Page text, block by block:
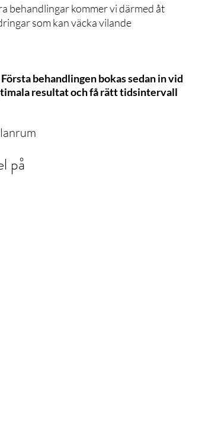
behandlingar kommer vi därmed åt
som kan väcka vilande
behandlingen bokas sedan in vid
resultat och få rätt tidsintervall
på